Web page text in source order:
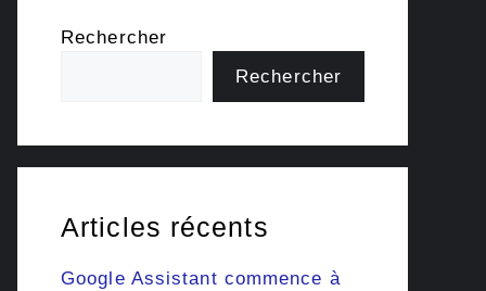
Rechercher
Rechercher
Articles récents
Google Assistant commence à